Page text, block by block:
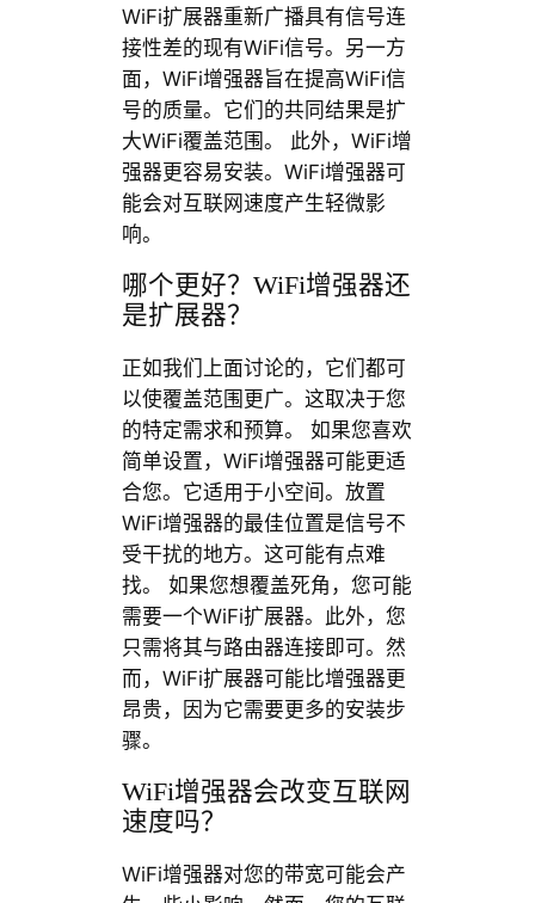
WiFi扩展器重新广播具有信号连
接性差的现有WiFi信号。另一方
面，WiFi增强器旨在提高WiFi信
号的质量。它们的共同结果是扩
大WiFi覆盖范围。 此外，WiFi增
强器更容易安装。WiFi增强器可
能会对互联网速度产生轻微影
响。
哪个更好？WiFi增强器还
是扩展器？
正如我们上面讨论的，它们都可
以使覆盖范围更广。这取决于您
的特定需求和预算。 如果您喜欢
简单设置，WiFi增强器可能更适
合您。它适用于小空间。放置
WiFi增强器的最佳位置是信号不
受干扰的地方。这可能有点难
找。 如果您想覆盖死角，您可能
需要一个WiFi扩展器。此外，您
只需将其与路由器连接即可。然
而，WiFi扩展器可能比增强器更
昂贵，因为它需要更多的安装步
骤。
WiFi增强器会改变互联网
速度吗？
WiFi增强器对您的带宽可能会产